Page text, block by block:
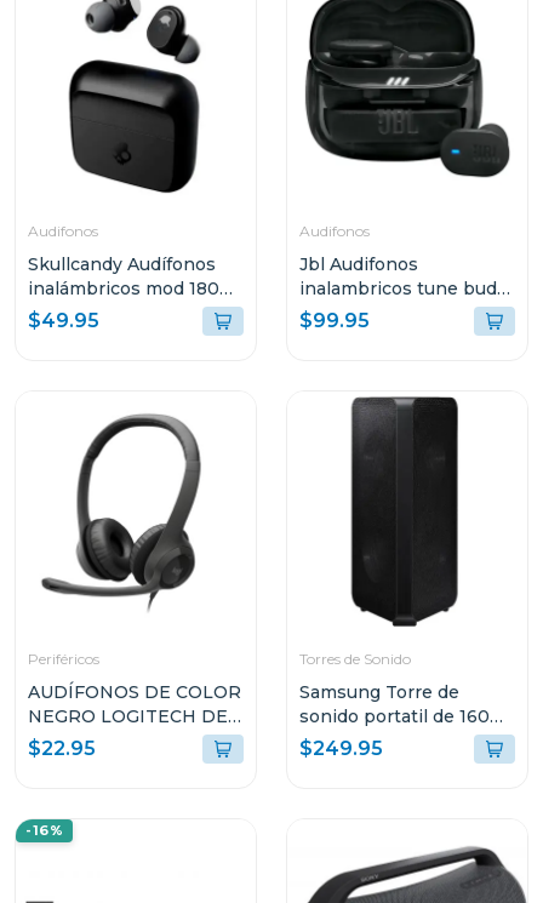
Audifonos
Skullcandy Audífonos
inalámbricos mod 180
negro s2mgw
$49.95
Audifonos
Jbl Audifonos
inalambricos tune buds
2 bluetooth negro ghost
tbuds2
$99.95
Periféricos
AUDÍFONOS DE COLOR
NEGRO LOGITECH DE
CABLE USB TIPO-A
CON MICROFONO
$22.95
Torres de Sonido
Samsung Torre de
sonido portatil de 160w
mxst40b
$249.95
-16%